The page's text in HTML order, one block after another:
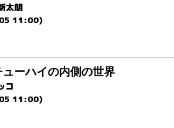
太朗
11:00)
ューハイの内側の世界
コ
11:00)